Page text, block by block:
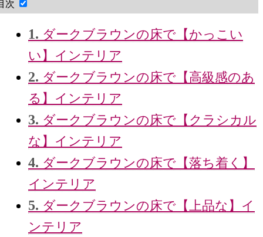
次
1. ダークブラウンの床で【かっこい
い】インテリア
2. ダークブラウンの床で【高級感のあ
る】インテリア
3. ダークブラウンの床で【クラシカル
な】インテリア
4. ダークブラウンの床で【落ち着く】
インテリア
5. ダークブラウンの床で【上品な】イ
ンテリア